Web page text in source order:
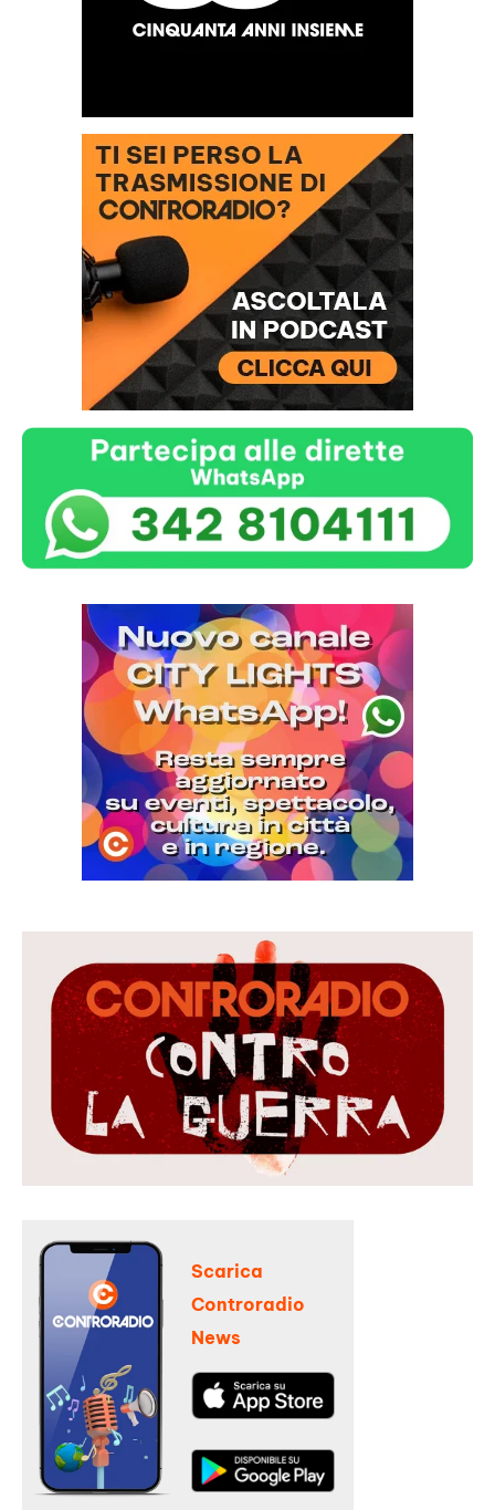
Scarica
Controradio
News